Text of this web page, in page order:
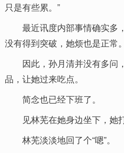
只是有些累。”
最近讯度内部事情确实多
没有得到突破，她烦也是正常。
因此，孙月清并没有多问
品，让她过来吃点。
简念也已经下班了。
见林芜在她身边坐下，她
林芜淡淡地回了个“嗯”。